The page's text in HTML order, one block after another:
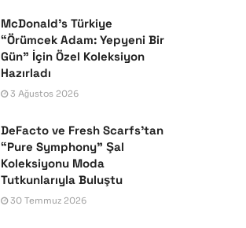
McDonald’s Türkiye
“Örümcek Adam: Yepyeni Bir
Gün” İçin Özel Koleksiyon
Hazırladı
3 Ağustos 2026
DeFacto ve Fresh Scarfs’tan
“Pure Symphony” Şal
Koleksiyonu Moda
Tutkunlarıyla Buluştu
30 Temmuz 2026